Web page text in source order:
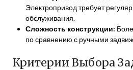
Электропривод требует
обслуживания.
Сложность конструкции:
по сравнению с ручными
Критерии Выбора